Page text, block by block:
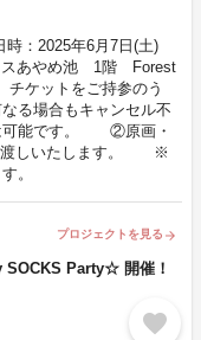
：2025年6月7日(土)
スあやめ池 1階 Forest
ケットをご持参のう
る場合もキャンセル不
可能です。 ②原画・
渡しいたします。 ※
。
プロジェクトを見る arrow_forward
Party☆ 開催！
favorite